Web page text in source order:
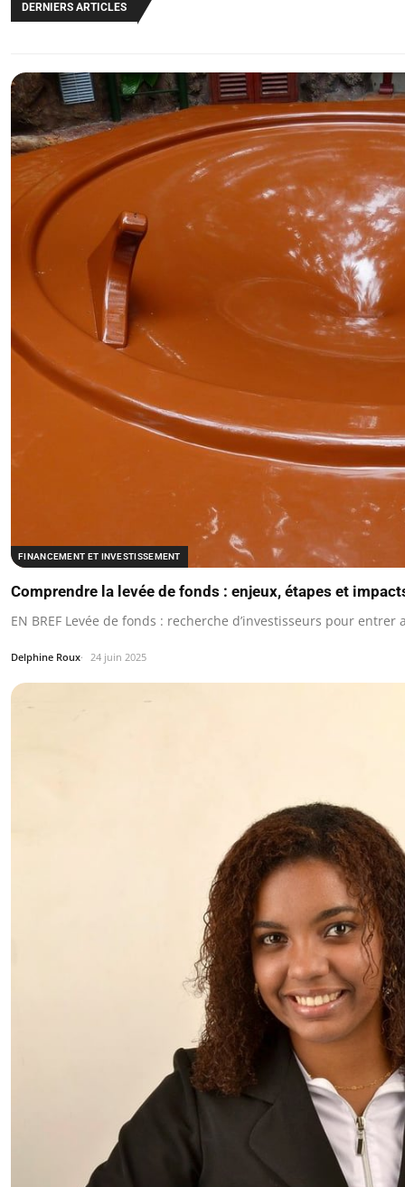
DERNIERS ARTICLES
FINANCEMENT ET INVESTISSEMENT
Comprendre la levée de fonds : enjeux, étapes et
EN BREF Levée de fonds : recherche d’investisseurs pour entrer
Delphine Roux 24 juin 2025